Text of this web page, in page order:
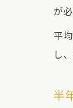
が
平
し
半